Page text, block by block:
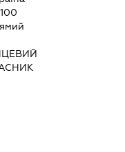
100